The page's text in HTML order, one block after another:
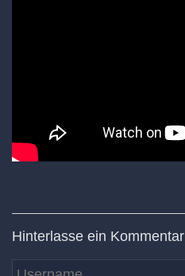
Hinterlasse ein Kommentar